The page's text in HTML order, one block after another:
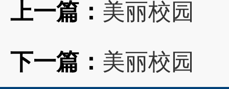
上一篇： 美丽校园
下一篇： 美丽校园